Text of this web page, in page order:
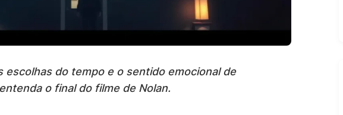
escolhas do tempo e o sentido emocional de
o final do filme de Nolan.